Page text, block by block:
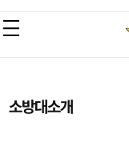
소방대소개